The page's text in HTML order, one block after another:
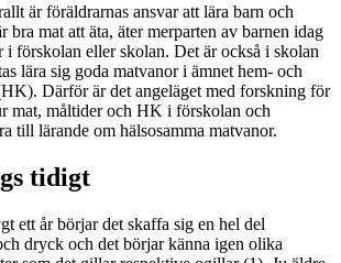
är föräldrarnas ansvar att lära barn och
bra mat att äta, äter merparten av barnen idag
i förskolan eller skolan. Det är också i skolan
lära sig goda matvanor i ämnet hem- och
Därför är det angeläget med forskning för
mat, måltider och HK i förskolan och
till lärande om hälsosamma matvanor.
tidigt
ett år börjar det skaffa sig en hel del
dryck och det börjar känna igen olika